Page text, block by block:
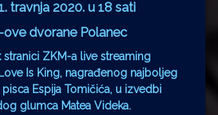
travnja 2020. u 18 sati
ove dvorane Polanec
stranici ZKM-a live streaming
Is King, nagrađenog najboljeg
Espija Tomičića, u izvedbi
glumca Matea Videka.